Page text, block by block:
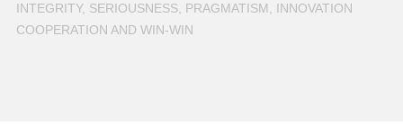
INTEGRITY, SERIOUSNESS, PRAGMATISM, INNOVATION
COOPERATION AND WIN-WIN